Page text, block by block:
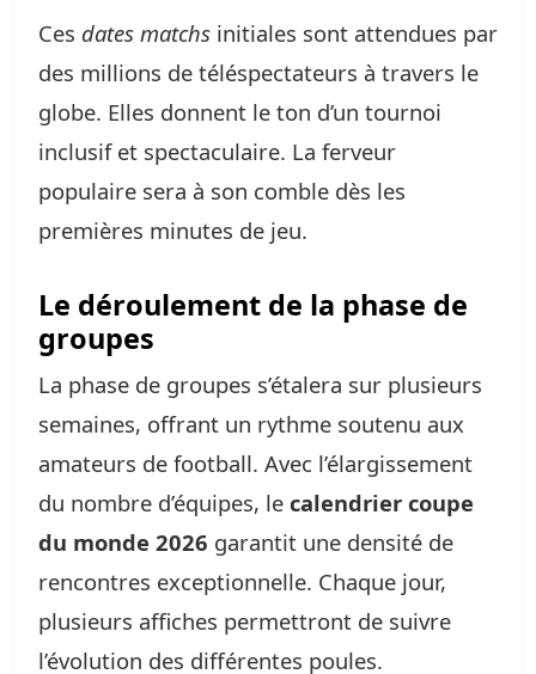
Ces dates matchs initiales sont attendues par
des millions de téléspectateurs à travers le
globe. Elles donnent le ton d’un tournoi
inclusif et spectaculaire. La ferveur
populaire sera à son comble dès les
premières minutes de jeu.
Le déroulement de la phase de
groupes
La phase de groupes s’étalera sur plusieurs
semaines, offrant un rythme soutenu aux
amateurs de football. Avec l’élargissement
du nombre d’équipes, le calendrier coupe
du monde 2026 garantit une densité de
rencontres exceptionnelle. Chaque jour,
plusieurs affiches permettront de suivre
l’évolution des différentes poules.